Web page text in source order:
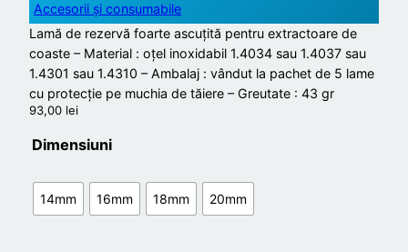
Accesorii și consumabile
Lamă de rezervă foarte ascuțită pentru extractoare de
coaste – Material : oțel inoxidabil 1.4034 sau 1.4037 sau
1.4301 sau 1.4310 – Ambalaj : vândut la pachet de 5 lame
cu protecție pe muchia de tăiere – Greutate : 43 gr
93,00 lei
Dimensiuni
14mm 16mm 18mm 20mm